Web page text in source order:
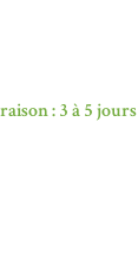
: 3 à 5 jours